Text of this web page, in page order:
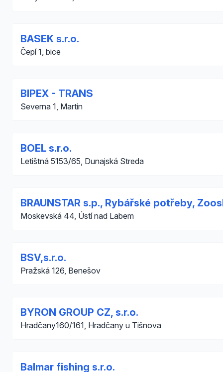
BASEK s.r.o.
Čepí 1, bice
BIPEX - TRANS
Severna 1, Martin
BOEL s.r.o.
Letištná 5153/65, Dunajská Streda
BRAUNSTAR s.p., Rybářské potřeby,
Moskevská 44, Ústí nad Labem
BSV,s.r.o.
Pražská 126, Benešov
BYRON GROUP CZ, s.r.o.
Hradčany160/161, Hradčany u Tišnova
Balmar fishing s.r.o.